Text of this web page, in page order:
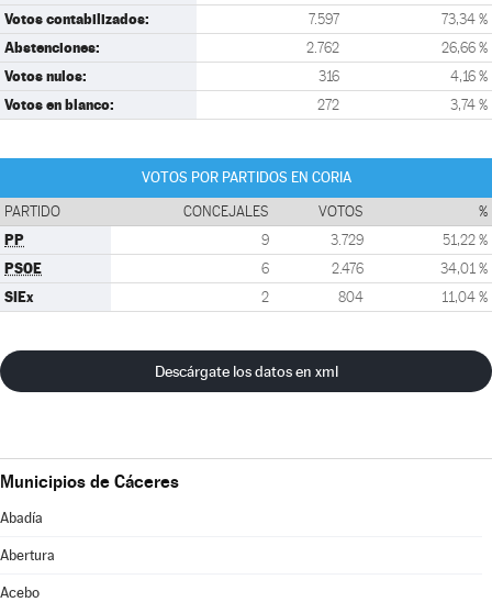
Votos contabilizados: 7.597 73,34 %
Abstenciones: 2.762 26,66 %
Votos nulos: 316 4,16 %
Votos en blanco: 272 3,74 %
VOTOS POR PARTIDOS EN CORIA
PARTIDO CONCEJALES VOTOS %
PP 9 3.729 51,22 %
PSOE 6 2.476 34,01 %
SIEx 2 804 11,04 %
Descárgate los datos en xml
Municipios de Cáceres
Abadía
Abertura
Acebo